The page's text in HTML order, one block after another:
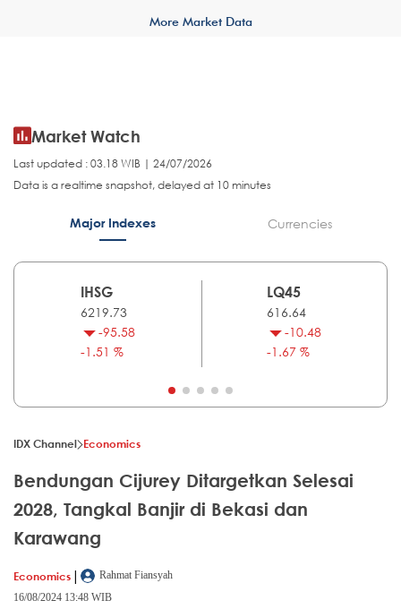
More Market Data
Market Watch
Last updated : 03.18 WIB | 24/07/2026
Data is a realtime snapshot, delayed at 10 minutes
Major Indexes Currencies
IHSG
6219.73
-95.58
-1.51 %
LQ45
616.64
-10.48
-1.67 %
IDX Channel Economics
Bendungan Cijurey Ditargetkan Selesai
2028, Tangkal Banjir di Bekasi dan
Karawang
Economics |
Rahmat Fiansyah
16/08/2024 13:48 WIB